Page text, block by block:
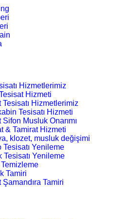
Hizmetlerimiz
Hizmeti
Hizmetlerimiz
Tesisatı Hizmeti
Musluk Onarımı
& Tamirat Hizmeti
klozet, musluk değişimi
Yenileme
Tesisatı Yenileme
Tamiri
Tamiri